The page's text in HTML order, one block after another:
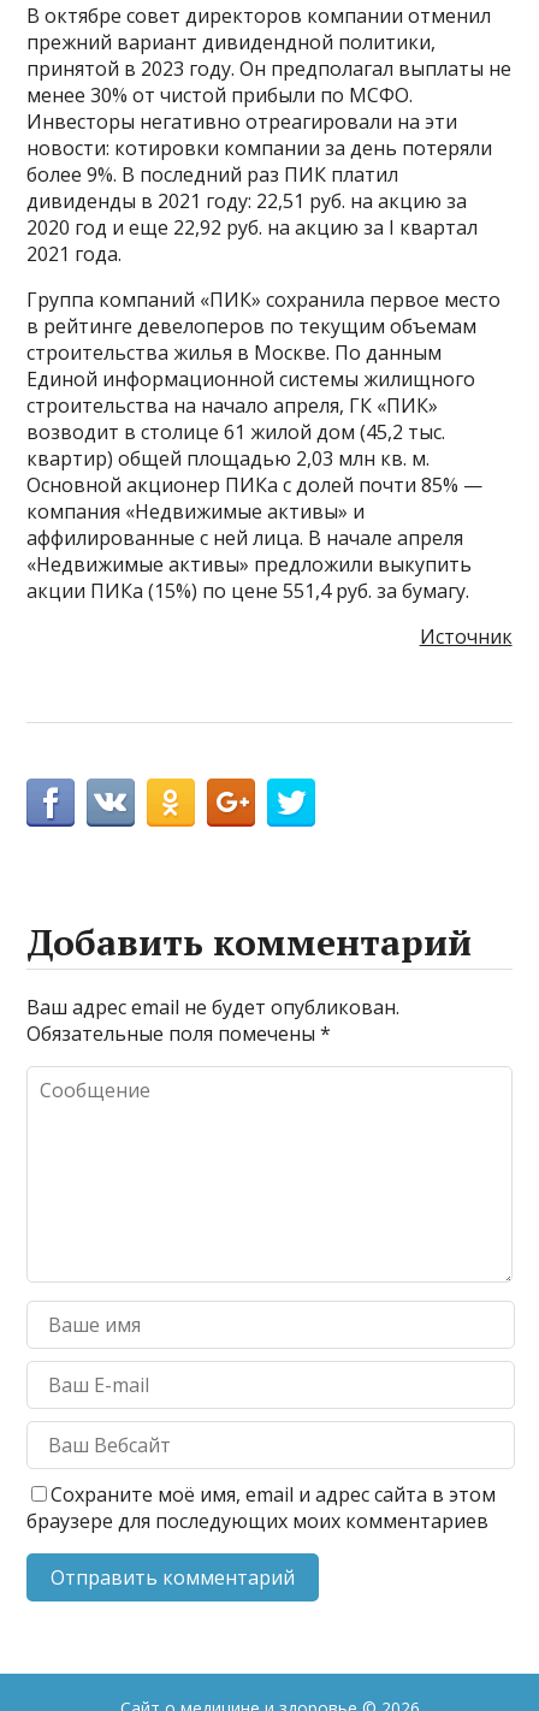
В октябре совет директоров компании отменил
прежний вариант дивидендной политики,
принятой в 2023 году. Он предполагал выплаты не
менее 30% от чистой прибыли по МСФО.
Инвесторы негативно отреагировали на эти
новости: котировки компании за день потеряли
более 9%. В последний раз ПИК платил
дивиденды в 2021 году: 22,51 руб. на акцию за
2020 год и еще 22,92 руб. на акцию за I квартал
2021 года.
Группа компаний «ПИК» сохранила первое место
в рейтинге девелоперов по текущим объемам
строительства жилья в Москве. По данным
Единой информационной системы жилищного
строительства на начало апреля, ГК «ПИК»
возводит в столице 61 жилой дом (45,2 тыс.
квартир) общей площадью 2,03 млн кв. м.
Основной акционер ПИКа с долей почти 85% —
компания «Недвижимые активы» и
аффилированные с ней лица. В начале апреля
«Недвижимые активы» предложили выкупить
акции ПИКа (15%) по цене 551,4 руб. за бумагу.
Источник
Добавить комментарий
Ваш адрес email не будет опубликован.
Обязательные поля помечены*
Сохраните моё имя, email и адрес сайта в этом
браузере для последующих моих комментариев